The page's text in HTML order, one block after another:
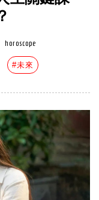
horoscope
#未來